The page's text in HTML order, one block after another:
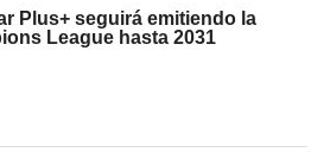
Plus+ seguirá emitiendo la
League hasta 2031